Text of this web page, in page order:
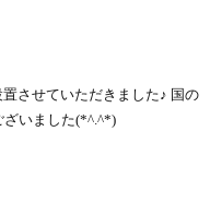
させていただきました♪ 国の
ざいました(*^.^*)